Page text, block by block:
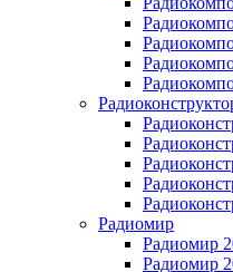
Радиомир
Радиомир
Радиомир